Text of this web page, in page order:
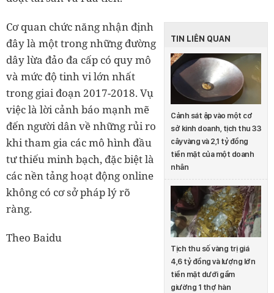
TIN LIÊN QUAN
Cảnh sát ập vào một cơ
sở kinh doanh, tịch thu 33
cây vàng và 2,1 tỷ đồng
tiền mặt của một doanh
nhân
Tịch thu số vàng trị giá
4,6 tỷ đồng và lượng lớn
tiền mặt dưới gầm
giường 1 thợ hàn
Cơ quan chức năng nhận định
đây là một trong những đường
dây lừa đảo đa cấp có quy mô
và mức độ tinh vi lớn nhất
trong giai đoạn 2017-2018. Vụ
việc là lời cảnh báo mạnh mẽ
đến người dân về những rủi ro
khi tham gia các mô hình đầu
tư thiếu minh bạch, đặc biệt là
các nền tảng hoạt động online
không có cơ sở pháp lý rõ
ràng.
Theo Baidu